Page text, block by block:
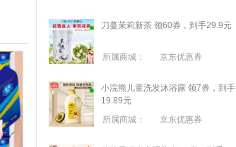
刀蔓茉莉新茶 领60券，到手29.9元
所属商城： 京东优惠券
小浣熊儿童洗发沐浴露 领7券，到手
19.89元
所属商城：
京东优惠券